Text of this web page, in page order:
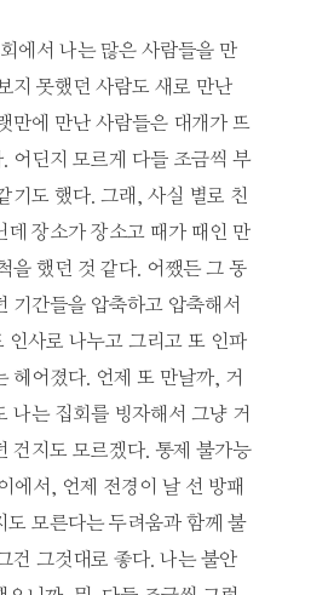
에서 나는 많은 사람들을 만
지 못했던 사람도 새로 만난
만에 만난 사람들은 대개가 뜨
어딘지 모르게 다들 조금씩 부
기도 했다. 그래, 사실 별로 친
데 장소가 장소고 때가 때인 만
을 했던 것 같다. 어쨌든 그 동
기간들을 압축하고 압축해서
인사로 나누고 그리고 또 인파
헤어졌다. 언제 또 만날까, 거
나는 집회를 빙자해서 그냥 거
건지도 모르겠다. 통제 불가능
에서, 언제 전경이 날 선 방패
도 모른다는 두려움과 함께 불
건 그것대로 좋다. 나는 불안